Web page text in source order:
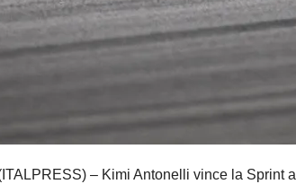
– Kimi Antonelli vince la Sprint